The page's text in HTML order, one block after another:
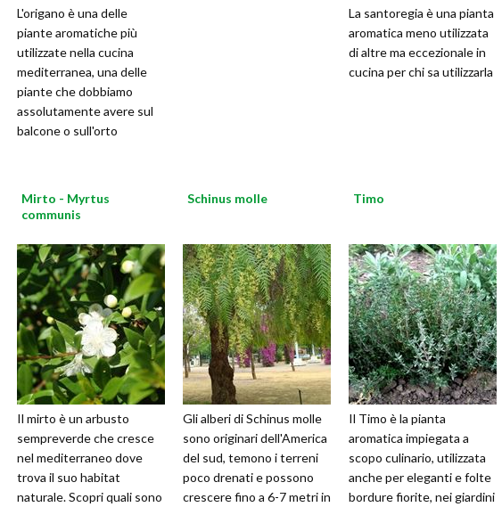
L'origano è una delle
piante aromatiche più
utilizzate nella cucina
mediterranea, una delle
piante che dobbiamo
assolutamente avere sul
balcone o sull'orto
La santoregia è una pianta
aromatica meno utilizzata
di altre ma eccezionale in
cucina per chi sa utilizzarla
Mirto - Myrtus
communis
Il mirto è un arbusto
sempreverde che cresce
nel mediterraneo dove
trova il suo habitat
naturale. Scopri quali sono
Schinus molle
Gli alberi di Schinus molle
sono originari dell'America
del sud, temono i terreni
poco drenati e possono
crescere fino a 6-7 metri in
Timo
Il Timo è la pianta
aromatica impiegata a
scopo culinario, utilizzata
anche per eleganti e folte
bordure fiorite, nei giardini